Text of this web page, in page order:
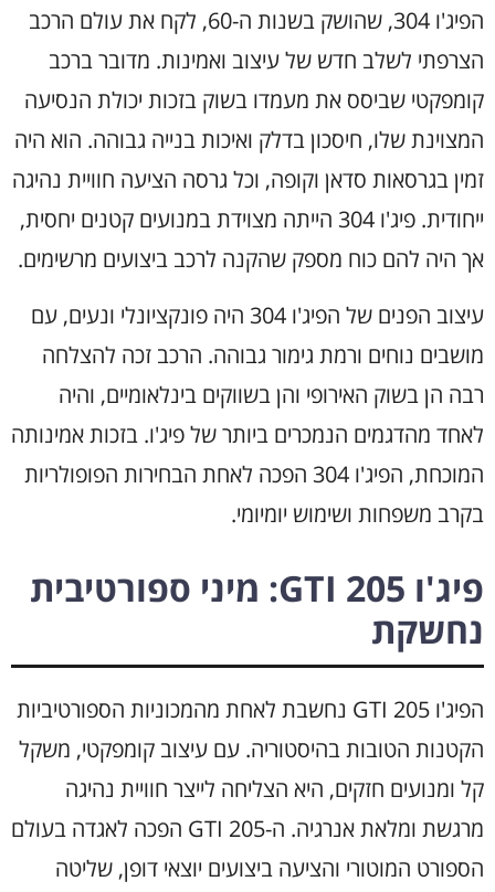
הפיג'ו 304, שהושק בשנות ה-60, לקח את עולם הרכב
הצרפתי לשלב חדש של עיצוב ואמינות. מדובר ברכב
קומפקטי שביסס את מעמדו בשוק בזכות יכולת הנסיעה
המצוינת שלו, חיסכון בדלק ואיכות בנייה גבוהה. הוא היה
זמין בגרסאות סדאן וקופה, וכל גרסה הציעה חוויית נהיגה
ייחודית. פיג'ו 304 הייתה מצוידת במנועים קטנים יחסית,
אך היה להם כוח מספק שהקנה לרכב ביצועים מרשימים.
עיצוב הפנים של הפיג'ו 304 היה פונקציונלי ונעים, עם
מושבים נוחים ורמת גימור גבוהה. הרכב זכה להצלחה
רבה הן בשוק האירופי והן בשווקים בינלאומיים, והיה
לאחד מהדגמים הנמכרים ביותר של פיג'ו. בזכות אמינותה
המוכחת, הפיג'ו 304 הפכה לאחת הבחירות הפופולריות
בקרב משפחות ושימוש יומיומי.
פיג'ו 205 GTI: מיני ספורטיבית
נחשקת
הפיג'ו 205 GTI נחשבת לאחת מהמכוניות הספורטיביות
הקטנות הטובות בהיסטוריה. עם עיצוב קומפקטי, משקל
קל ומנועים חזקים, היא הצליחה לייצר חוויית נהיגה
מרגשת ומלאת אנרגיה. ה-205 GTI הפכה לאגדה בעולם
הספורט המוטורי והציעה ביצועים יוצאי דופן, שליטה